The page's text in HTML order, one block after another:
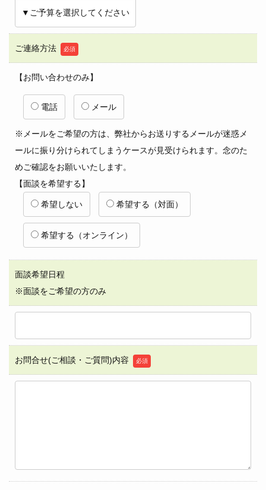
ご連絡方法 必須
【お問い合わせのみ】
電話 メール
※メールをご希望の方は、弊社からお送りするメールが迷惑メ
ールに振り分けられてしまうケースが見受けられます。念のた
めご確認をお願いいたします。
【面談を希望する】
希望しない 希望する（対面）
希望する（オンライン）
面談希望日程
※面談をご希望の方のみ
お問合せ(ご相談・ご質問)内容 必須